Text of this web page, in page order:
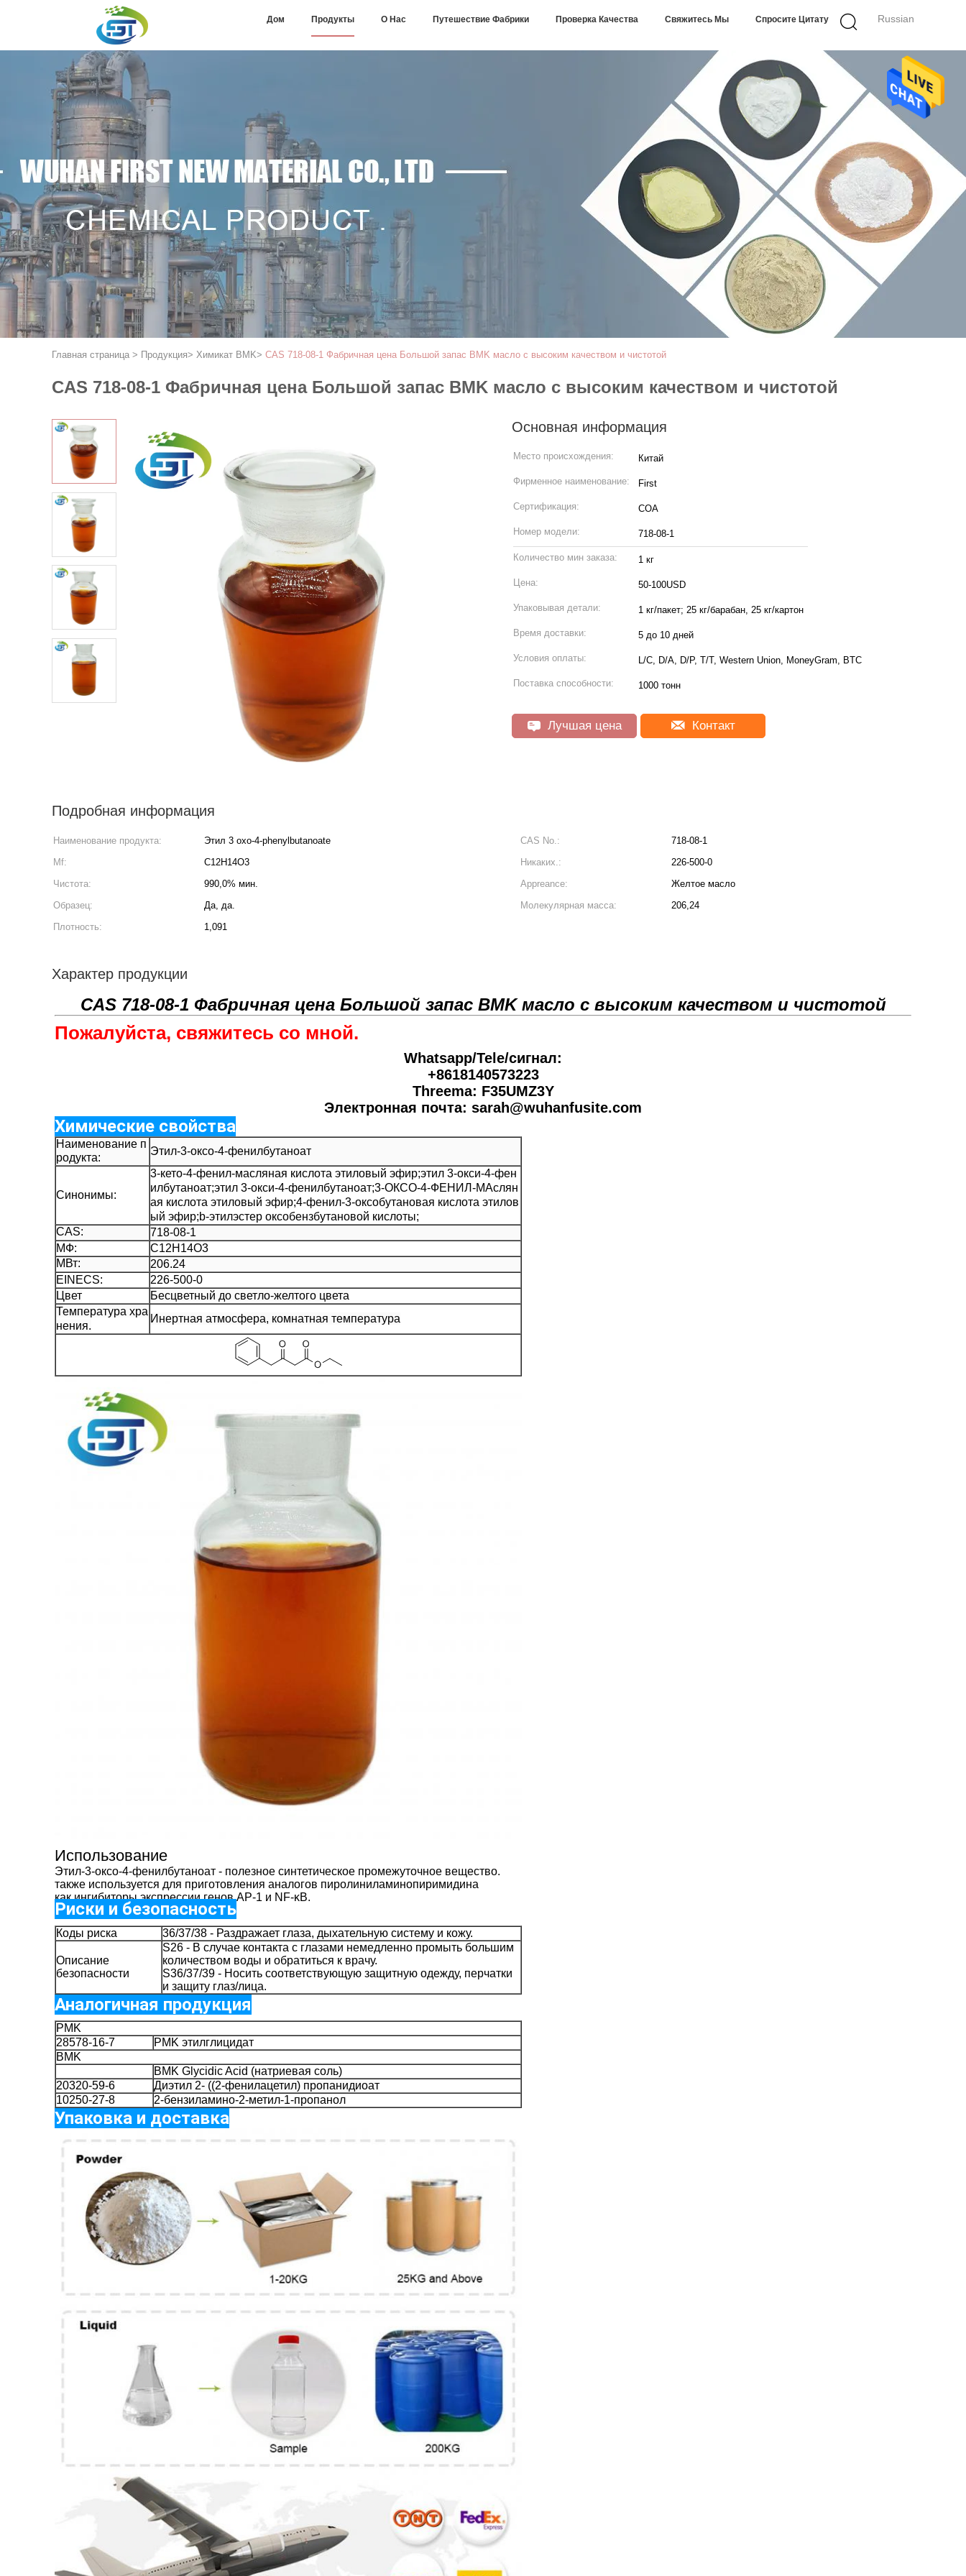
Russian
Дом Продукты О Нас Путешествие Фабрики Проверка Качества Свяжитесь Мы Спросите Цитату
Главная страница > Продукция> Химикат BMK> CAS 718-08-1 Фабричная цена Большой запас BMK масло с высоким качеством и чистотой
CAS 718-08-1 Фабричная цена Большой запас BMK масло с высоким качеством и чистотой
Основная информация
Место происхождения: Китай
Фирменное наименование: First
Сертификация: COA
Номер модели: 718-08-1
Количество мин заказа: 1 кг
Цена: 50-100USD
Упаковывая детали: 1 кг/пакет; 25 кг/барабан, 25 кг/картон
Время доставки: 5 до 10 дней
Условия оплаты: L/C, D/A, D/P, T/T, Western Union, MoneyGram, BTC
Поставка способности: 1000 тонн
Лучшая цена Контакт
Подробная информация
Наименование продукта: Этил 3 oxo-4-phenylbutanoate CAS No.:
718-08-1
Mf:
C12H14O3 Никаких.:
226-500-0
Чистота:
990,0% мин. Appreance:
Желтое масло
Образец:
Да, да. Молекулярная масса:
206,24
Плотность:
1,091
Характер продукции
CAS 718-08-1 Фабричная цена Большой запас BMK масло с высоким качеством и чистотой
Пожалуйста, свяжитесь со мной.
Whatsapp/Tele/сигнал:
+8618140573223
Threema: F35UMZ3Y
Электронная почта: sarah@wuhanfusite.com
Химические свойства
Наименование п
родукта:
Этил-3-оксо-4-фенилбутаноат
Синонимы:
3-кето-4-фенил-масляная кислота этиловый эфир;этил 3-окси-4-фен
илбутаноат;этил 3-окси-4-фенилбутаноат;3-ОКСО-4-ФЕНИЛ-МАслян
ая кислота этиловый эфир;4-фенил-3-оксобутановая кислота этилов
ый эфир;b-этилэстер оксобензбутановой кислоты;
CAS:
718-08-1
МФ:
C12H14O3
МВт:
206.24
EINECS:
226-500-0
Цвет
Бесцветный до светло-желтого цвета
Температура хра
нения.
Инертная атмосфера, комнатная температура
Использование
Этил-3-оксо-4-фенилбутаноат - полезное синтетическое промежуточное вещество.
также используется для приготовления аналогов пиролиниламинопиримидина
как ингибиторы экспрессии генов AP-1 и NF-κB.
Риски и безопасность
Коды риска 36/37/38 - Раздражает глаза, дыхательную систему и кожу.
Описание
безопасности
S26 - В случае контакта с глазами немедленно промыть большим
количеством воды и обратиться к врачу.
S36/37/39 - Носить соответствующую защитную одежду, перчатки
и защиту глаз/лица.
Аналогичная продукция
PMK
28578-16-7
PMK этилглицидат
BMK
BMK Glycidic Acid (натриевая соль)
20320-59-6
Диэтил 2- ((2-фенилацетил) пропанидиоат
10250-27-8
2-бензиламино-2-метил-1-пропанол
Упаковка и доставка